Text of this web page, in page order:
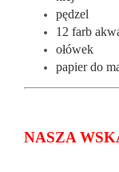
pędzel
12 farb
ołówek
papier do
NASZA